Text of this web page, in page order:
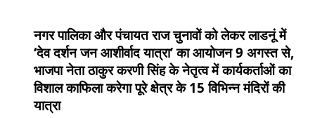
नगर पालिका और पंचायत राज चुनावों को लेकर लाडनूं में
‘देव दर्शन जन आशीर्वाद यात्रा’ का आयोजन 9 अगस्त से,
भाजपा नेता ठाकुर करणी सिंह के नेतृत्व में कार्यकर्ताओं का
विशाल काफिला करेगा पूरे क्षेत्र के 15 विभिन्न मंदिरों की
यात्रा